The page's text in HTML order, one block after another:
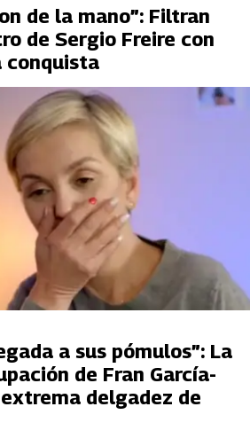
de la mano”: Filtran
de Sergio Freire con
conquista
a sus pómulos”: La
de Fran García-
delgadez de